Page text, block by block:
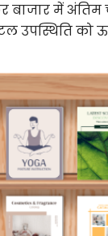
बाजार में
उपस्थिति को